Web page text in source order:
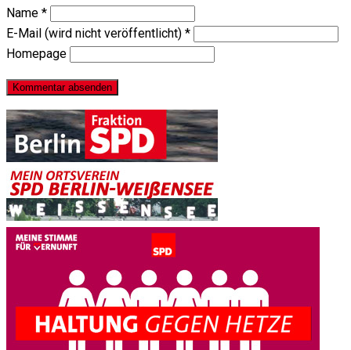
Name *
E-Mail (wird nicht veröffentlicht) *
Homepage